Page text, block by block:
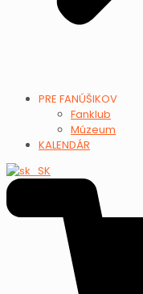
PRE FANÚŠIKOV
Fanklub
Múzeum
KALENDÁR